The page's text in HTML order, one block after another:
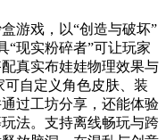
游戏，以“创造与破坏”
“现实粉碎者”可让玩家
真实布娃娃物理效果与
自定义角色皮肤、装
过工坊分享，还能体验
法。支持离线畅玩与跨